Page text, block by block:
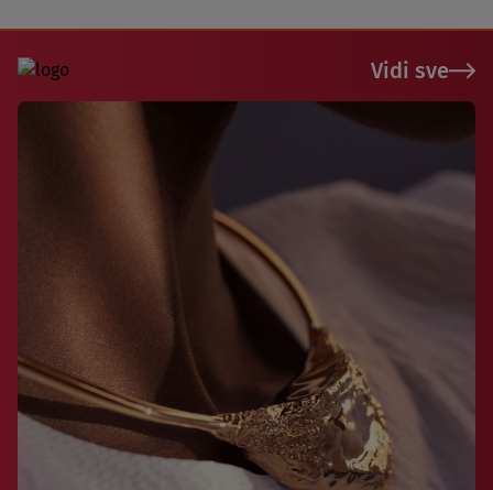
Vidi sve